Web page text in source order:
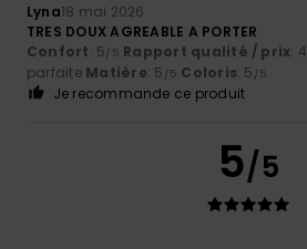
Lyna18 mai 2026
TRES DOUX AGREABLE A PORTER
Confort: 5/5 Rapport qualité / prix: 4
parfaite Matière: 5 /5 Coloris: 5 /5
Je recommande ce produit
5/5